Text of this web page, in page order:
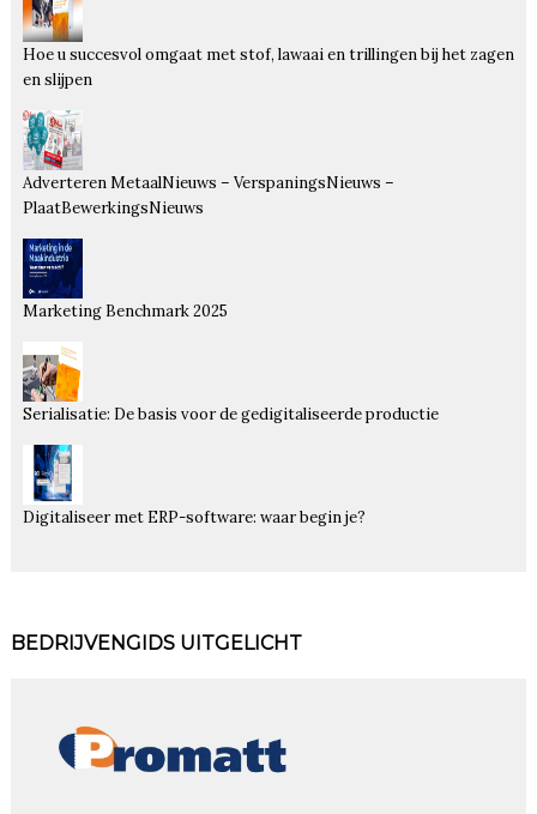
Hoe u succesvol omgaat met stof, lawaai en trillingen bij het zagen
en slijpen
Adverteren MetaalNieuws – VerspaningsNieuws –
PlaatBewerkingsNieuws
Marketing Benchmark 2025
Serialisatie: De basis voor de gedigitaliseerde productie
Digitaliseer met ERP-software: waar begin je?
BEDRIJVENGIDS UITGELICHT